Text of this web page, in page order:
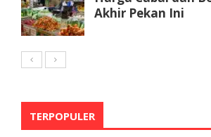
Akhir Pekan Ini
TERPOPULER